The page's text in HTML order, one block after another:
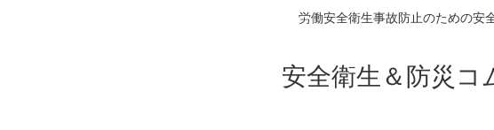
労働安全衛生事故防止のための安
安全衛生＆防災コ